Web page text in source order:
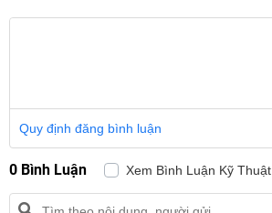
Quy định đăng bình luận
0 Bình Luận Xem Bình Luận Kỹ Thuật